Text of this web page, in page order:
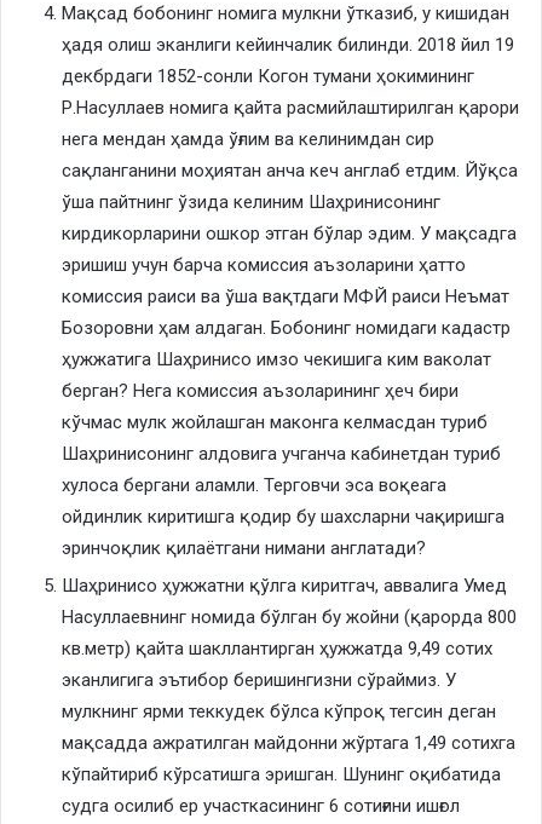
Мақсад бобонинг номига мулкни ўтказиб, у кишидан
ҳадя олиш эканлиги кейинчалик билинди. 2018 йил 19
декбрдаги 1852-сонли Когон тумани ҳокимининг
Р.Насуллаев номига қайта расмийлаштирилган қарори
нега мендан ҳамда ўғлим ва келинимдан сир
сақланганини моҳиятан анча кеч англаб етдим. Йўқса
ўша пайтнинг ўзида келиним Шаҳринисонинг
кирдикорларини ошкор этган бўлар эдим. У мақсадга
эришиш учун барча комиссия аъзоларини ҳатто
комиссия раиси ва ўша вақтдаги МФЙ раиси Неъмат
Бозоровни ҳам алдаган. Бобонинг номидаги кадастр
ҳужжатига Шаҳринисо имзо чекишига ким ваколат
берган? Нега комиссия аъзоларининг ҳеч бири
кўчмас мулк жойлашган маконга келмасдан туриб
Шаҳринисонинг алдовига учганча кабинетдан туриб
хулоса бергани аламли. Терговчи эса воқеага
ойдинлик киритишга қодир бу шахсларни чақиришга
эринчоқлик қилаётгани нимани англатади?
Шаҳринисо ҳужжатни қўлга киритгач, аввалига Умед
Насуллаевнинг номида бўлган бу жойни (қарорда 800
кв.метр) қайта шакллантирган ҳужжатда 9,49 сотих
эканлигига эътибор беришингизни сўраймиз. У
мулкнинг ярми теккудек бўлса кўпроқ тегсин деган
мақсадда ажратилган майдонни жўртага 1,49 сотихга
кўпайтириб кўрсатишга эришган. Шунинг оқибатида
судга осилиб ер участкасининг 6 сотиғини ишғол